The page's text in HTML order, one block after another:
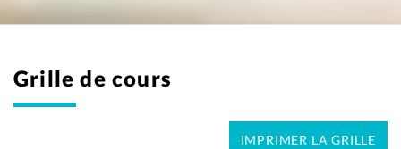
Grille de cours
IMPRIMER LA GRILLE